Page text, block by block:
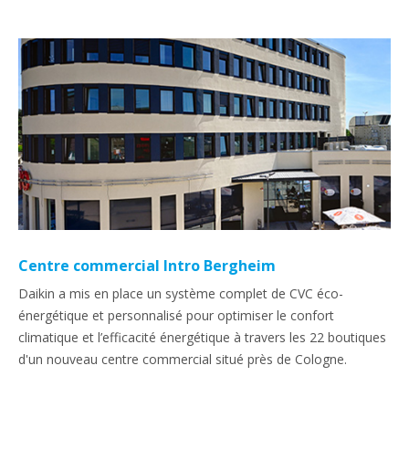
Centre commercial Intro Bergheim
Daikin a mis en place un système complet de CVC éco-
énergétique et personnalisé pour optimiser le confort
climatique et l’efficacité énergétique à travers les 22 boutiques
d'un nouveau centre commercial situé près de Cologne.